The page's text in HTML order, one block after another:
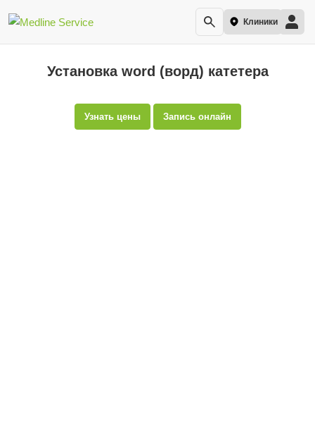
Клиники
Установка word (ворд) катетера
Узнать цены Запись онлайн